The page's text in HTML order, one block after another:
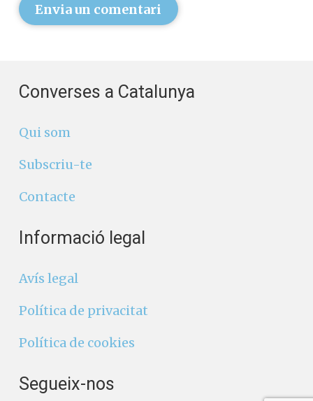
Envia un comentari
Converses a Catalunya
Qui som
Subscriu-te
Contacte
Informació legal
Avís legal
Política de privacitat
Política de cookies
Segueix-nos